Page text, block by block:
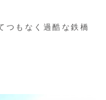
つもなく過酷な鉄橋